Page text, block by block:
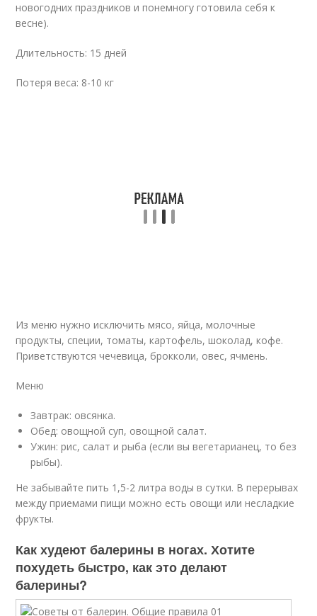
новогодних праздников и понемногу готовила себя к
весне).
Длительность: 15 дней
Потеря веса: 8-10 кг
Из меню нужно исключить мясо, яйца, молочные
продукты, специи, томаты, картофель, шоколад, кофе.
Приветствуются чечевица, брокколи, овес, ячмень.
Меню
Завтрак: овсянка.
Обед: овощной суп, овощной салат.
Ужин: рис, салат и рыба (если вы вегетарианец, то без
рыбы).
Не забывайте пить 1,5-2 литра воды в сутки. В перерывах
между приемами пищи можно есть овощи или несладкие
фрукты.
Как худеют балерины в ногах. Хотите
похудеть быстро, как это делают
балерины?